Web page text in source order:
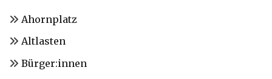
Ahornplatz
Altlasten
Bürger:innen